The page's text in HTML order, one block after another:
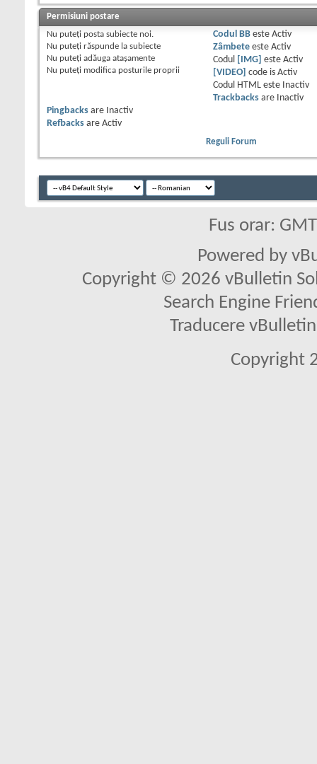
Permisiuni postare
Nu puteţi posta subiecte noi.
Nu puteţi răspunde la subiecte
Nu puteţi adăuga ataşamente
Nu puteţi modifica posturile proprii
Codul BBeste Activ
Zâmbeteeste Activ
Codul
[IMG] este Activ
[VIDEO] code is Activ
Codul HTML este
Inactiv
Trackbacksare
Inactiv
Pingbacks are
Inactiv
Refbacks are Activ
Reguli Forum
Fus orar:
Powered by
Copyright © 2026 vBulletin
Search Engine
Traducere
Copyright